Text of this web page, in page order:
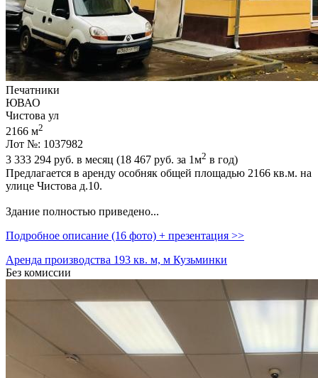
Печатники
ЮВАО
Чистова ул
2166 м2
Лот №: 1037982
3 333 294 руб. в месяц (18 467 руб. за 1м2 в год)
Предлагается в аренду особняк общей площадью 2166 кв.м. на
улице Чистова д.10.
Здание полностью приведено...
Подробное описание (16 фото) + презентация >>
Аренда производства 193 кв. м, м Кузьминки
Без комиссии